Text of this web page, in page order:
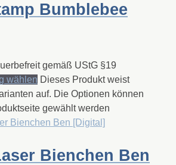
Bumblebee
gemäß UStG §19
wählen Dieses Produkt weist
auf. Die Optionen können
gewählt werden
Bienchen Ben